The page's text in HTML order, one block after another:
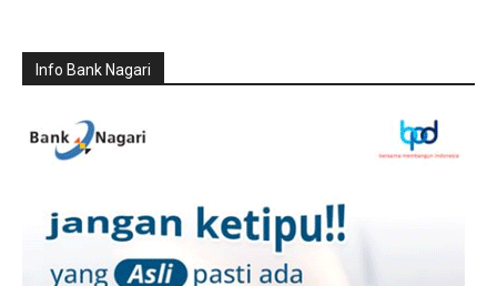
Info Bank Nagari